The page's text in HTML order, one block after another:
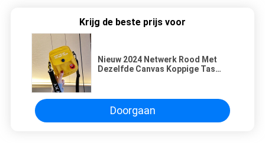
Krijg de beste prijs voor
Nieuw 2024 Netwerk Rood Met
Dezelfde Canvas Koppige Tas
Schoudertas
Doorgaan